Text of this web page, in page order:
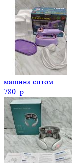
машина оптом
780. p